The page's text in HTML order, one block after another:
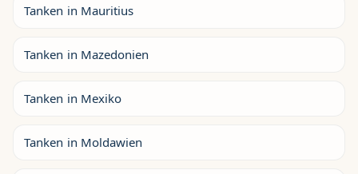
Tanken in Mauritius
Tanken in Mazedonien
Tanken in Mexiko
Tanken in Moldawien